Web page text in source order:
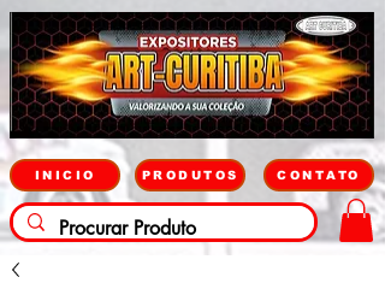
INICIO PRODUTOS CONTATO